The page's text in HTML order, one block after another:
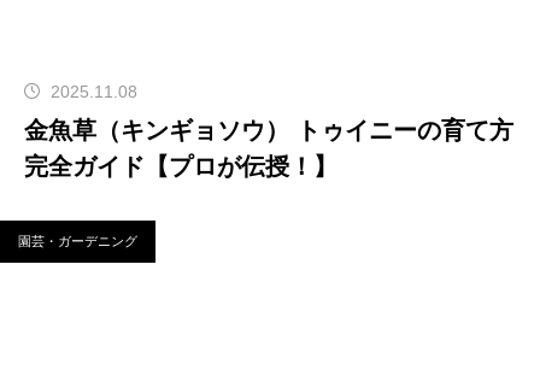
2025.11.08
金魚草（キンギョソウ） トゥイニーの育て方
完全ガイド【プロが伝授！】
園芸・ガーデニング